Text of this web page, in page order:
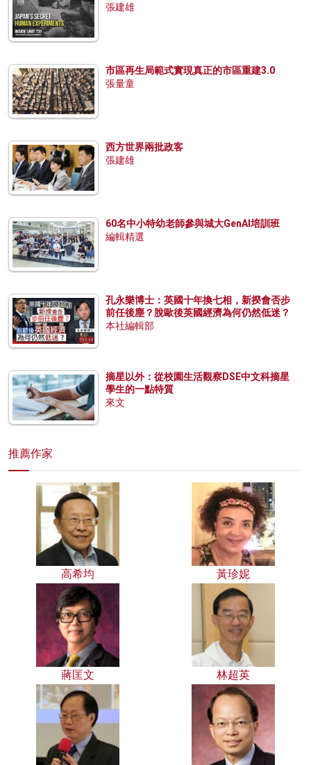
張建雄
市區再生局範式實現真正的市區重建3.0
張量童
西方世界兩批政客
張建雄
60名中小特幼老師參與城大GenAI培訓班
編輯精選
孔永樂博士：英國十年換七相，新揆會否步
前任後塵？脫歐後英國經濟為何仍然低迷？
本社編輯部
摘星以外：從校園生活觀察DSE中文科摘星
學生的一點特質
來文
推薦作家
高希均 黃珍妮
蔣匡文 林超英